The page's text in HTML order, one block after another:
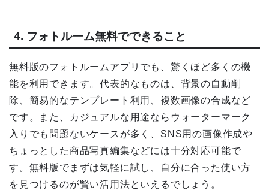
4. フォトルーム無料でできること
無料版のフォトルームアプリでも、驚くほど多くの機
能を利用できます。代表的なものは、背景の自動削
除、簡易的なテンプレート利用、複数画像の合成など
です。また、カジュアルな用途ならウォーターマーク
入りでも問題ないケースが多く、SNS用の画像作成や
ちょっとした商品写真編集などには十分対応可能で
す。無料版でまずは気軽に試し、自分に合った使い方
を見つけるのが賢い活用法といえるでしょう。